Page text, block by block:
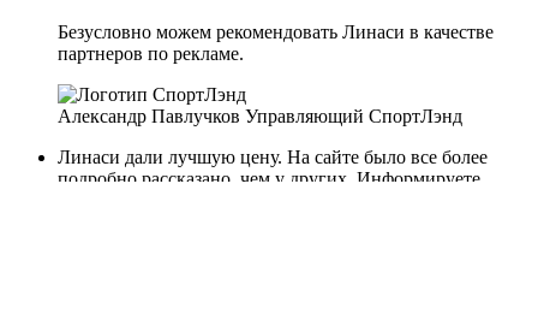
Безусловно можем рекомендовать Линаси в качестве
партнеров по рекламе.
Александр Павлучков Управляющий СпортЛэнд
Линаси дали лучшую цену. На сайте было все более
подробно рассказано, чем у других. Информируете